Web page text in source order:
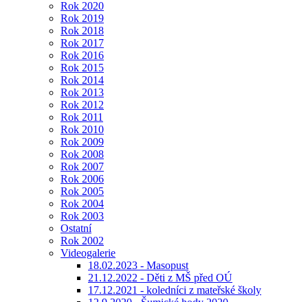
Rok 2020
Rok 2019
Rok 2018
Rok 2017
Rok 2016
Rok 2015
Rok 2014
Rok 2013
Rok 2012
Rok 2011
Rok 2010
Rok 2009
Rok 2008
Rok 2007
Rok 2006
Rok 2005
Rok 2004
Rok 2003
Ostatní
Rok 2002
Videogalerie
18.02.2023 - Masopust
21.12.2022 - Děti z MŠ před OÚ
17.12.2021 - koledníci z mateřské školy